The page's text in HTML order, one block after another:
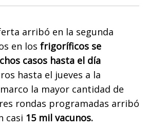
arribó en la segunda
en los frigoríficos se
casos hasta el día
hasta el jueves a la
la mayor cantidad de
rondas programadas arribó
casi 15 mil vacunos.